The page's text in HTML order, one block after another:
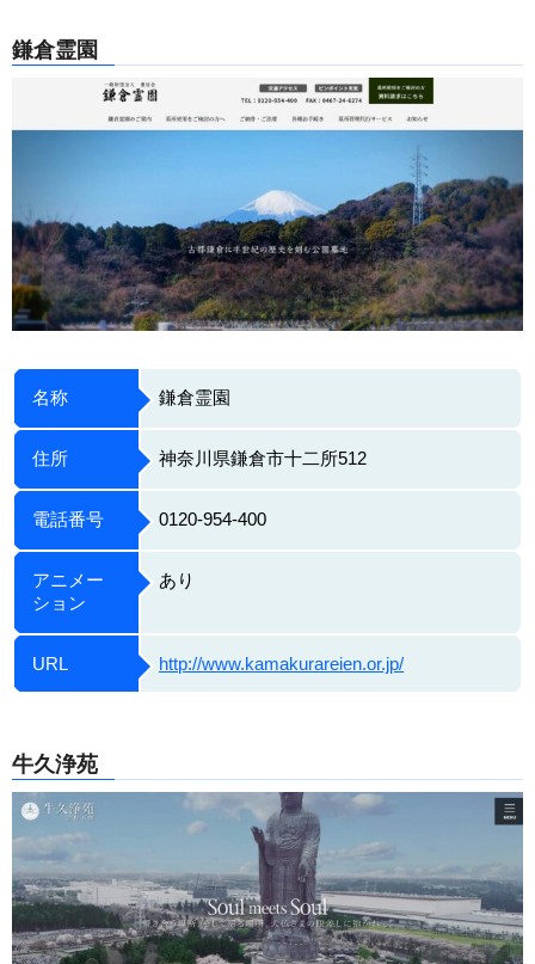
鎌倉霊園
名称 鎌倉霊園
住所 神奈川県鎌倉市十二所512
電話番号 0120-954-400
アニメー
ション
あり
URL http://www.kamakurareien.or.jp/
牛久浄苑